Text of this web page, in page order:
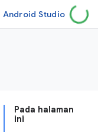
Android Studio
Pada halaman
ini